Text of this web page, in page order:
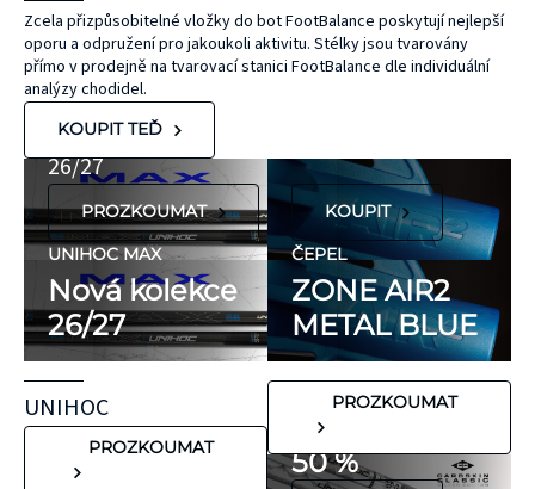
Zcela přizpůsobitelné vložky do bot FootBalance poskytují nejlepší
oporu a odpružení pro jakoukoli aktivitu. Stélky jsou tvarovány
přímo v prodejně na tvarovací stanici FootBalance dle individuální
analýzy chodidel.
KOUPIT TEĎ
UNIHOC
MAX
Nová kolekce
26/27
PROZKOUMAT
UNIHOC MAX
Nová kolekce
26/27
UNIHOC
PROZKOUMAT
ČEPEL
ZONE
KOUPIT
ČEPEL
ZONE AIR2
METAL BLUE
PROZKOUMAT
FLORBALOVÉ HOLE
UNIHOC
CARBSKIN
SE SLEVOU
50 %
bez latexu a
přírodního
hypoalergenní,
neobsahují latex
ani přírodní
kaučuk. Obsahují
minimum
potenciálně
nežádoucích látek,
které mohou
vyvolat alergické
reakce. Pokud ale